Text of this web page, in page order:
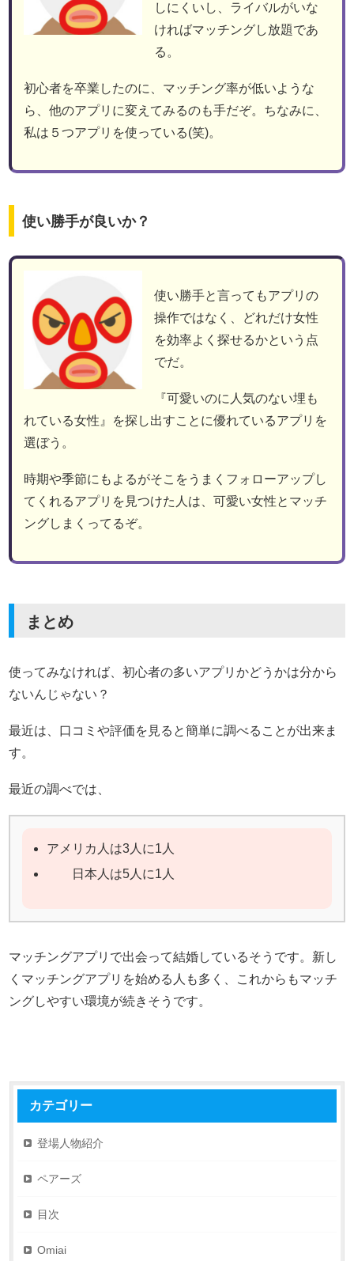
しにくいし、ライバルがいな
ければマッチングし放題であ
る。
初心者を卒業したのに、マッチング率が低いような
ら、他のアプリに変えてみるのも手だぞ。ちなみに、
私は５つアプリを使っている(笑)。
使い勝手が良いか？
使い勝手と言ってもアプリの
操作ではなく、どれだけ女性
を効率よく探せるかという点
でだ。
『可愛いのに人気のない埋も
れている女性』を探し出すことに優れているアプリを
選ぼう。
時期や季節にもよるがそこをうまくフォローアップし
てくれるアプリを見つけた人は、可愛い女性とマッチ
ングしまくってるぞ。
まとめ
使ってみなければ、初心者の多いアプリかどうかは分から
ないんじゃない？
最近は、口コミや評価を見ると簡単に調べることが出来ま
す。
最近の調べでは、
アメリカ人は3人に1人
日本人は5人に1人
マッチングアプリで出会って結婚しているそうです。新し
くマッチングアプリを始める人も多く、これからもマッチ
ングしやすい環境が続きそうです。
カテゴリー
登場人物紹介
ペアーズ
目次
Omiai